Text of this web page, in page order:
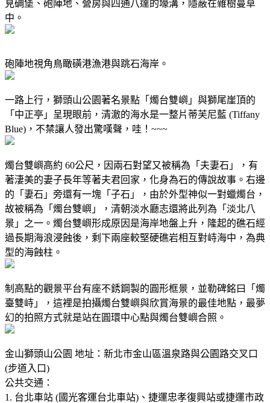
見碉堡、砲陣地、營房與四通八達的壕溝，隱蔽在雜樹蔓草
中。
砲陣地視角鳥瞰磺港漁港與跳石海岸。
一路上行，獅頭山公園著名景點「燭台雙嶼」與獅尾崖頂的
「中正亭」呈現眼前，清澈的海水是一整片蒂芙尼藍 (Tiffany
Blue)，不禁讓人發出驚嘆聲，哇！~~~
燭台雙嶼高約 60公尺，因兩石對望又被稱為「夫妻石」，有
著淒美的妻子長年等著夫君回家，化身為石的傳說故事。右邊
的「妻石」旁還有一塊「子石」，由於外型神似一對蠟燭台，
故被稱為「燭台雙嶼」，清朝淡水廳志還將此列為「淡北八
景」之一。燭台雙嶼形成原因是海岸地盤上升，隆起的礁石經
過長期海浪浸蝕後，剩下兩座較堅硬礁岩相互對峙海中，為典
型的海蝕柱。
制高點的觀景平台有座不銹鋼製的圓形框景，並勒碑銘曰「燭
臺雙峙」，這裡是拍攝燭台雙嶼與欣賞海景的最佳地點，最夢
幻的拍照方式就是站在圓環中心點與燭台雙嶼合照。
金山獅頭山公園 地址：新北市金山區溫泉路與公園路交叉口
(步道入口)
公共交通：
1. 台北車站 (國光客運台北車站)、捷運忠孝復興站或捷運市政